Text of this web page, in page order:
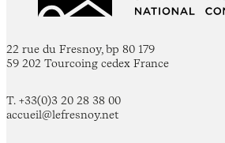
22 rue du Fresnoy, bp 80 179
59 202 Tourcoing cedex France
T. +33(0)3 20 28 38 00
accueil@lefresnoy.net